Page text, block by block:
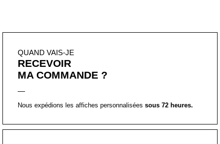
QUAND VAIS-JE
RECEVOIR
MA COMMANDE ?
Nous expédions les affiches personnalisées sous 72 heures.